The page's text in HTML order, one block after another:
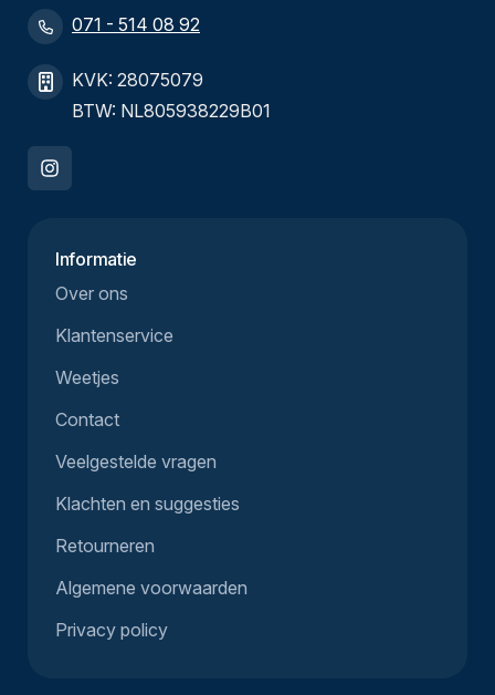
071 - 514 08 92
KVK: 28075079
BTW: NL805938229B01
Informatie
Over ons
Klantenservice
Weetjes
Contact
Veelgestelde vragen
Klachten en suggesties
Retourneren
Algemene voorwaarden
Privacy policy